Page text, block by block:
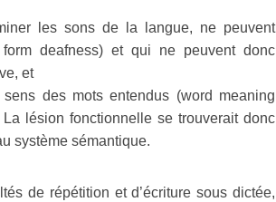
les sons de la langue, ne peuvent
deafness) et qui ne peuvent donc
et
des mots entendus (word meaning
lésion fonctionnelle se trouverait donc
système sémantique.
de répétition et d’écriture sous dictée,